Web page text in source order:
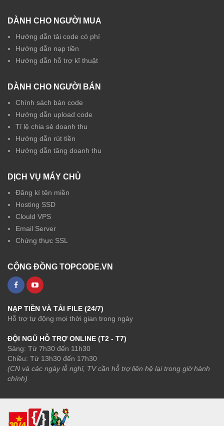
DÀNH CHO NGƯỜI MUA
Hướng dẫn tải code có phí
Hướng dẫn nạp tiền
Hướng dẫn hỗ trợ kĩ thuật
DÀNH CHO NGƯỜI BÁN
Chính sách bán code
Hướng dẫn upload code
Tỉ lệ chia sẻ doanh thu
Hướng dẫn rút tiền
Hướng dẫn tăng doanh thu
DỊCH VỤ MÁY CHỦ
Đăng kí tên miền
Hosting SSD
Clould VPS
Email Server
Chứng thực SSL
CỘNG ĐỒNG TOPCODE.VN
NẠP TIỀN VÀ TẢI FILE (24/7)
Hỗ trợ tự động mọi thời gian trong ngày
ĐỘI NGŨ HỖ TRỢ ONLINE (T2 - T7)
Sáng: Từ 7h30 đến 11h30
Chiều: Từ 13h30 đến 17h30
(CN và các ngày lễ nghỉ, TV cần hỗ trợ liên hệ lại trong giờ hành
chính)